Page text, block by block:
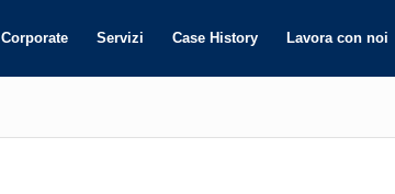
Corporate Servizi Case History Lavora con noi